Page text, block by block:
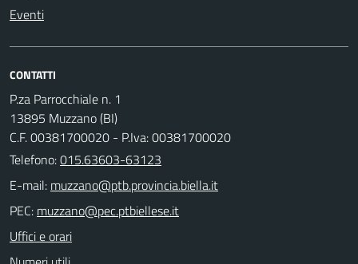
Eventi
CONTATTI
P.za Parrocchiale n. 1
13895 Muzzano (BI)
C.F. 00381700020 - P.Iva: 00381700020
Telefono:015.63603-63123
E-mail:
PEC:
Uffici e orari